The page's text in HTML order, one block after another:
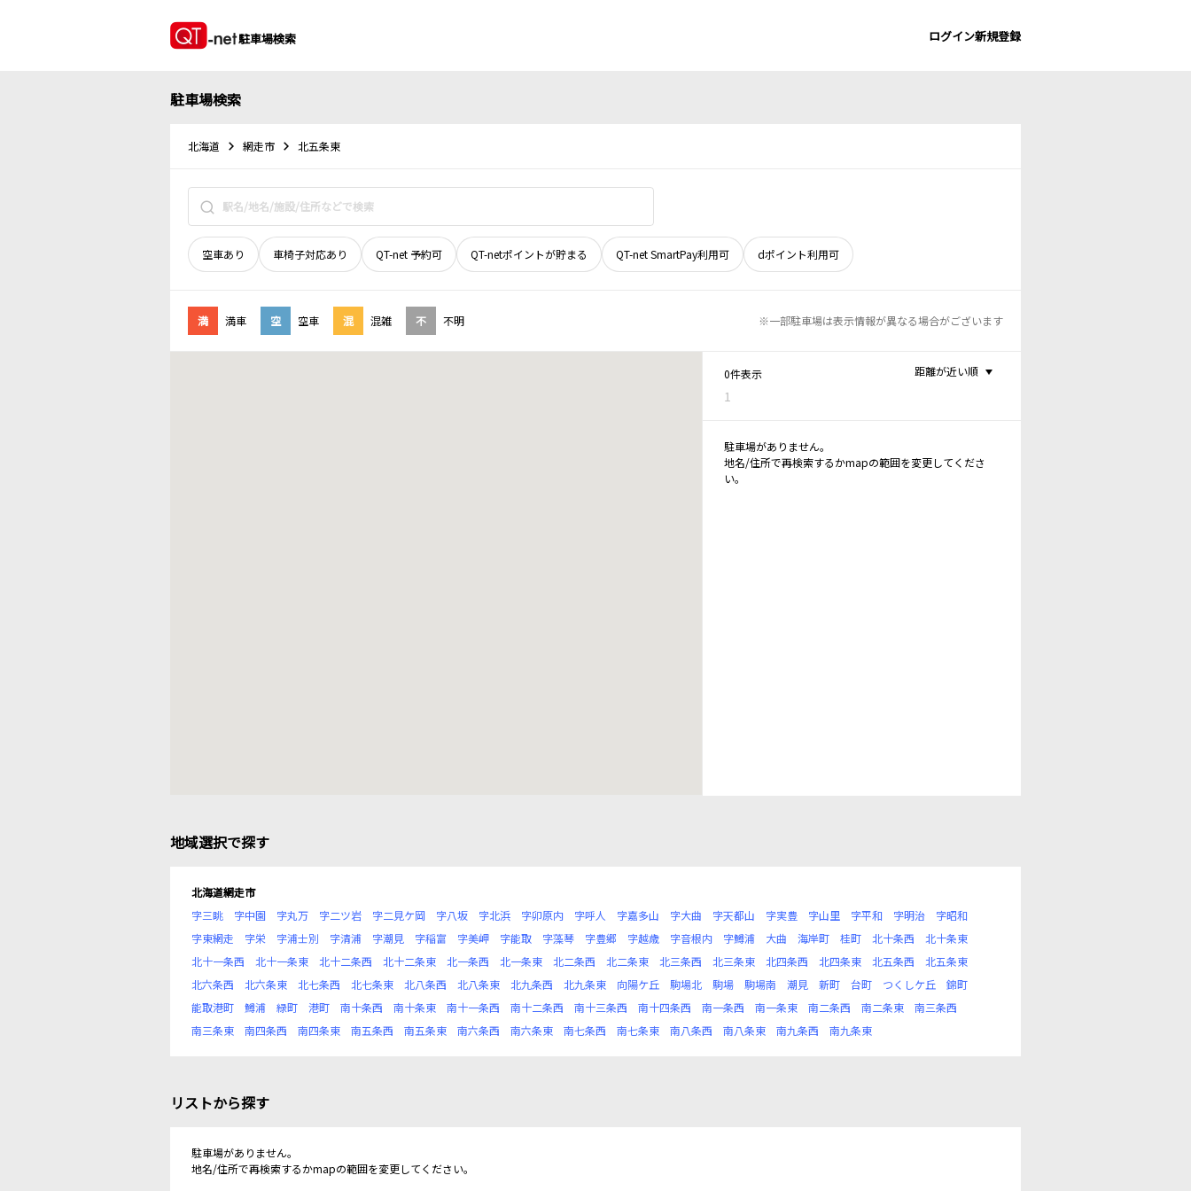
駐車場検索 ログイン新規登録
駐車場検索
北海道 網走市 北五条東
空車あり 車椅子対応あり QT-net 予約可 QT-netポイントが貯まる QT-net SmartPay利用可 dポイント利用可
満 満車 空 空車 混 混雑 不 不明 ※一部駐車場は表示情報が異なる場合がございます
0件表示
1
距離が近い順
駐車場がありません。
地名/住所で再検索するかmapの範囲を変更してくださ
い。
地域選択で探す
北海道網走市
字三眺
字中園 字丸万 字二ツ岩 字二見ケ岡 字八坂 字北浜 字卯原内 字呼人 字嘉多山 字大曲 字天都山 字実豊 字山里 字平和 字明治
字昭和
字東網走
字栄 字浦士別 字清浦 字潮見 字稲富 字美岬 字能取 字藻琴 字豊郷 字越歳 字音根内 字鱒浦 大曲 海岸町 桂町 北十条西
北十条東
北十一条西
北十一条東 北十二条西 北十二条東 北一条西 北一条東 北二条西 北二条東 北三条西 北三条東 北四条西 北四条東 北五条西
北五条東
北六条西
北六条東 北七条西 北七条東 北八条西 北八条東 北九条西 北九条東 向陽ケ丘 駒場北 駒場 駒場南 潮見 新町 台町 つくしケ丘
錦町
能取港町
鱒浦 緑町 港町 南十条西 南十条東 南十一条西 南十二条西 南十三条西 南十四条西 南一条西 南一条東 南二条西 南二条東
南三条西
南三条東
南四条西 南四条東 南五条西 南五条東 南六条西 南六条東 南七条西 南七条東 南八条西 南八条東 南九条西 南九条東
リストから探す
駐車場がありません。
地名/住所で再検索するかmapの範囲を変更してください。